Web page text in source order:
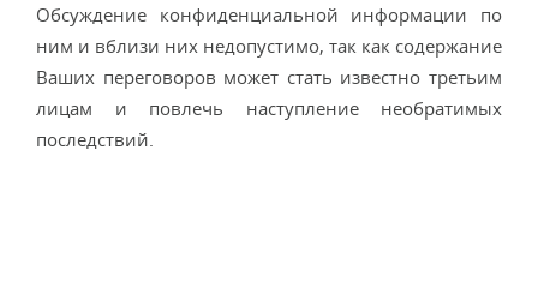
Обсуждение конфиденциальной информации по
ним и вблизи них недопустимо, так как содержание
Ваших переговоров может стать известно третьим
лицам и повлечь наступление необратимых
последствий.